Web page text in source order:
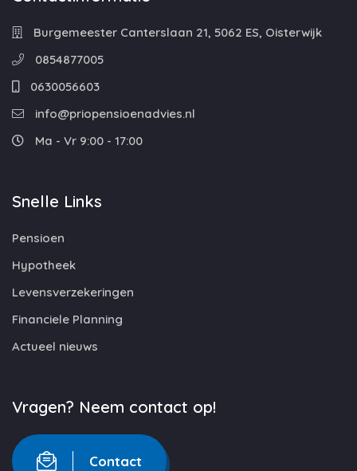
Burgemeester Canterslaan 21, 5062 ES, Oisterwijk
0854877005
0630056603
info@priopensioenadvies.nl
Ma - Vr 9:00 - 17:00
Snelle Links
Pensioen
Hypotheek
Levensverzekeringen
Financiele Planning
Actueel nieuws
Vragen? Neem contact op!
Contact